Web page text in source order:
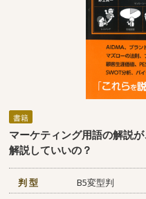
書籍
マーケティング用語の解説
解説していいの？
判 型
B5変型判